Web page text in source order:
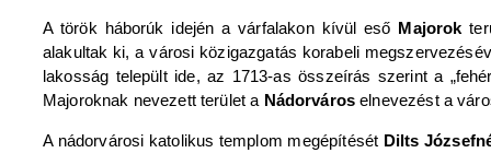
A török háborúk idején a várfalakon kívül eső Majorok
alakultak ki, a városi közigazgatás korabeli
lakosság települt ide, az 1713-as összeírás szerint a
Majoroknak nevezett terület a Nádorvároselnevezést a
A nádorvárosi katolikus templom megépítését Dilts